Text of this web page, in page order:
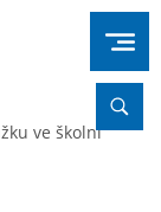
ve školní